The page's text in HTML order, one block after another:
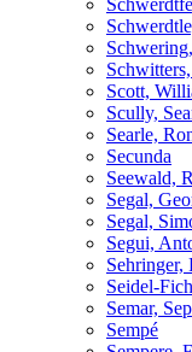
Scott,
Scully,
Searle,
Secunda
Seewald,
Segal,
Segal,
Segui,
Sehringer,
Seidel-
Semar,
Sempé